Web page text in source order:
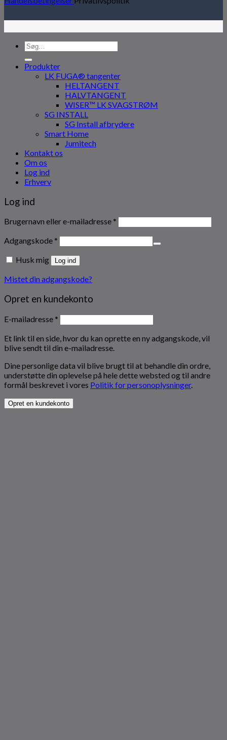
Søg
efter:
Produkter
LK FUGA® tangenter
HELTANGENT
HALVTANGENT
WISER™ LK SVAGSTRØM
SG INSTALL
SG Install afbrydere
Smart Home
Jumitech
Kontakt os
Om os
Log ind
Erhverv
Log ind
Brugernavn eller e-mailadresse *
Adgangskode *
Husk mig Log ind
Mistet din adgangskode?
Opret en kundekonto
E-mailadresse * Påkrævet
Et link til en side, hvor du kan oprette en ny adgangskode, vil
blive sendt til din e-mailadresse.
Dine personlige data vil blive brugt til at behandle din ordre,
understøtte din oplevelse på hele dette websted og til andre
formål beskrevet i vores Politik for personoplysninger.
Opret en kundekonto